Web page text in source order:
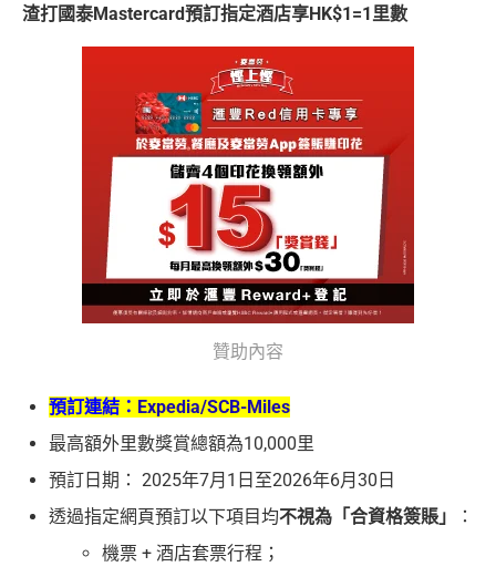
渣打國泰Mastercard預訂指定酒店享HK$1=1里數
贊助內容
預訂連結： Expedia/SCB-Miles
最高額外里數獎賞總額為10,000里
預訂日期： 2025年7月1日至2026年6月30日
透過指定網頁預訂以下項目均不視為「合資格簽賬」
：
機票 + 酒店套票行程；